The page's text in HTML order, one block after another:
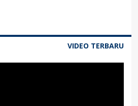
VIDEO TERBARU